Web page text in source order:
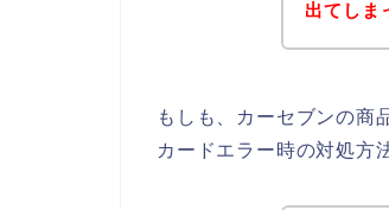
出てしま
もしも、カーセブンの商
カードエラー時の対処方